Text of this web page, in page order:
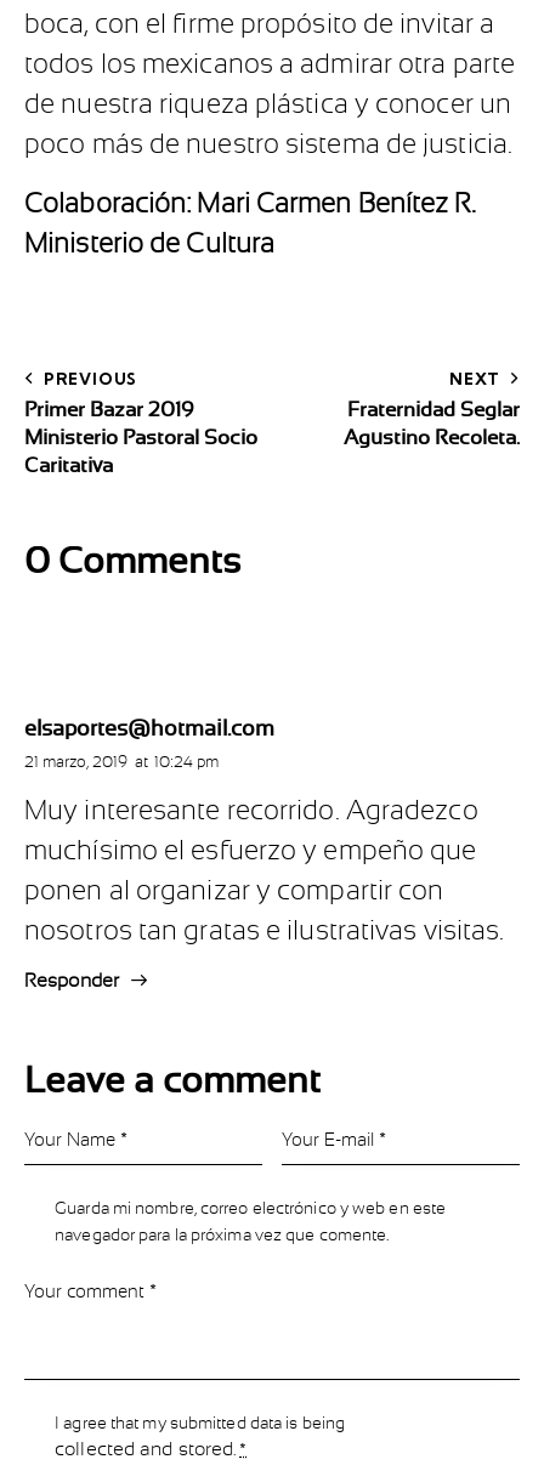
boca, con el firme propósito de invitar a
todos los mexicanos a admirar otra parte
de nuestra riqueza plástica y conocer un
poco más de nuestro sistema de justicia.
Colaboración: Mari Carmen Benítez R.
Ministerio de Cultura
PREVIOUS
Primer Bazar 2019
Ministerio Pastoral Socio
Caritativa
NEXT
Fraternidad Seglar
Agustino Recoleta.
0 Comments
elsaportes@hotmail.com
21 marzo, 2019 at 10:24 pm
Muy interesante recorrido. Agradezco
muchísimo el esfuerzo y empeño que
ponen al organizar y compartir con
nosotros tan gratas e ilustrativas visitas.
Responder
Leave a comment
Guarda mi nombre, correo electrónico y web en este
navegador para la próxima vez que comente.
I agree that my submitted data is being
collected and stored.*